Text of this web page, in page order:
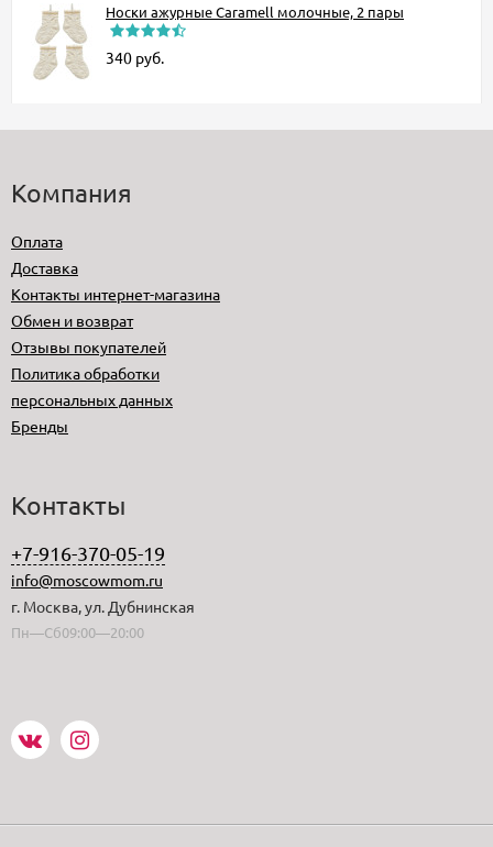
Носки ажурные Caramell молочные, 2 пары
340 руб.
Компания
Оплата
Доставка
Контакты интернет-магазина
Обмен и возврат
Отзывы покупателей
Политика обработки
персональных данных
Бренды
Контакты
+7-916-370-05-19
info@moscowmom.ru
г. Москва, ул. Дубнинская
Пн—Сб09:00—20:00